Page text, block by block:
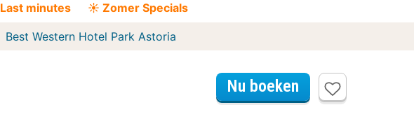
Last minutes ☀️ Zomer Specials
Best Western Hotel Park Astoria
Nu boeken